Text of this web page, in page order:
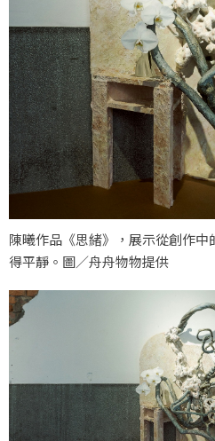
陳曦作品《思緒》，展示從創作
得平靜。圖／舟舟物物提供